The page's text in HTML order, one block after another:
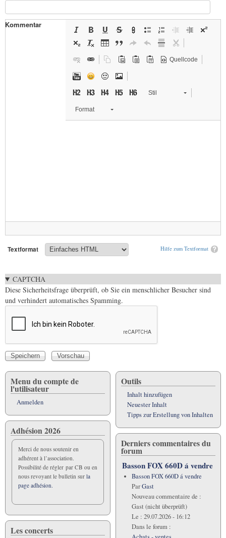
Kommentar
Quellcode
Stil
Format
Hilfe zum Textformat
Textformat
CAPTCHA
Diese Sicherheitsfrage überprüft, ob Sie ein menschlicher Besucher sind
und verhindert automatisches Spamming.
Menu du compte de
l'utilisateur
Anmelden
Adhésion 2026
Merci de nous soutenir en
adhérent à l’association.
Possibilité de régler par CB ou en
nous revoyant le bulletin sur la
page adhésion.
Les concerts
Outils
Inhalt hinzufügen
Neuester Inhalt
Tipps zur Erstellung von Inhalten
Derniers commentaires du
forum
Basson FOX 660D á vendre
Basson FOX 660D á vendre
ParGast
Nouveau commentaire de :
Gast (nicht überprüft)
Le : 29.07.2026 - 16:12
Dans le forum :